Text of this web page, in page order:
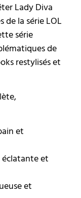
Lady Diva
de la série LOL
série
de
restylisés et
et
éclatante et
et